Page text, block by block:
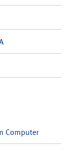
Computer